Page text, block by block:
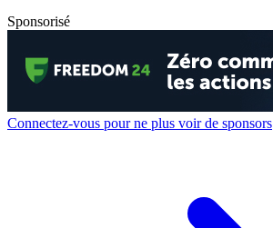
Sponsorisé
Connectez-vous pour ne plus voir de sponsors